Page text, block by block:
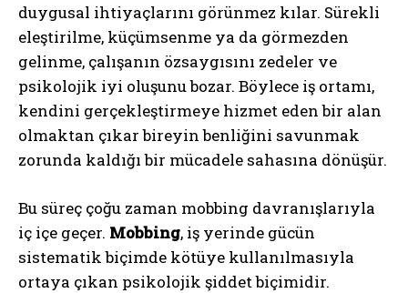
duygusal ihtiyaçlarını görünmez kılar. Sürekli
eleştirilme, küçümsenme ya da görmezden
gelinme, çalışanın özsaygısını zedeler ve
psikolojik iyi oluşunu bozar. Böylece iş ortamı,
kendini gerçekleştirmeye hizmet eden bir alan
olmaktan çıkar bireyin benliğini savunmak
zorunda kaldığı bir mücadele sahasına dönüşür.
Bu süreç çoğu zaman mobbing davranışlarıyla
iç içe geçer. Mobbing, iş yerinde gücün
sistematik biçimde kötüye kullanılmasıyla
ortaya çıkan psikolojik şiddet biçimidir.